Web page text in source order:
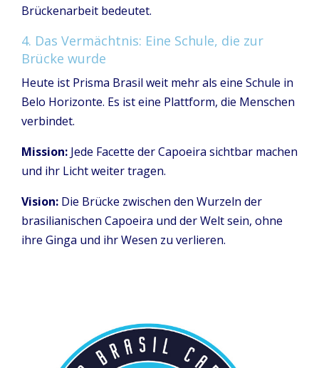
Brückenarbeit bedeutet.
4. Das Vermächtnis: Eine Schule, die zur
Brücke wurde
Heute ist Prisma Brasil weit mehr als eine Schule in
Belo Horizonte. Es ist eine Plattform, die Menschen
verbindet.
Mission: Jede Facette der Capoeira sichtbar machen
und ihr Licht weiter tragen.
Vision: Die Brücke zwischen den Wurzeln der
brasilianischen Capoeira und der Welt sein, ohne
ihre Ginga und ihr Wesen zu verlieren.